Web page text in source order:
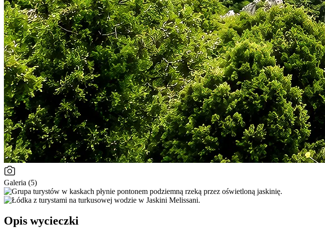
Galeria (5)
Opis wycieczki